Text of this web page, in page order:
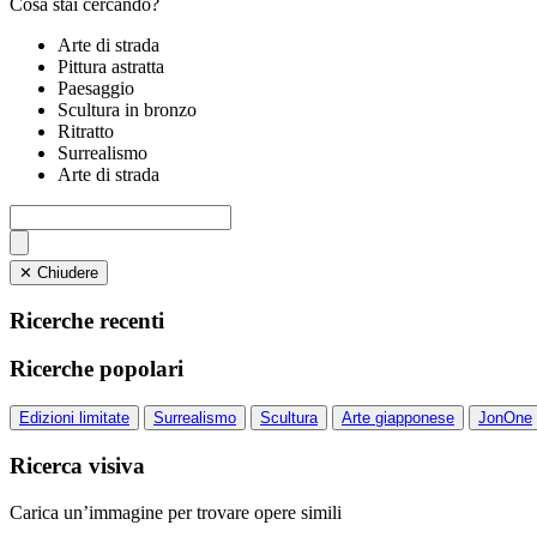
Cosa stai cercando?
Arte di strada
Pittura astratta
Paesaggio
Scultura in bronzo
Ritratto
Surrealismo
Arte di strada
✕ Chiudere
Ricerche recenti
Ricerche popolari
Edizioni limitate Surrealismo Scultura Arte giapponese JonOne
Ricerca visiva
Carica un’immagine per trovare opere simili